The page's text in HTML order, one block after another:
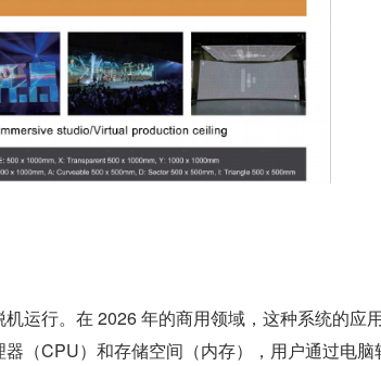
运行。在 2026 年的商用领域，这种系统的应
（CPU）和存储空间（内存），用户通过电脑